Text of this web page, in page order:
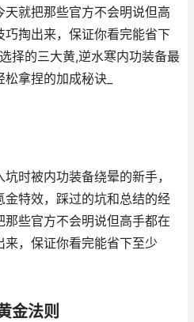
就把那些官方不会明说但高
掏出来，保证你看完能省下
择的三大黄,逆水寒内功装备最
拿捏的加成秘诀_
时被内功装备绕晕的新手，
特效，踩过的坑和总结的经
些官方不会明说但高手都在
，保证你看完能省下至少
金法则